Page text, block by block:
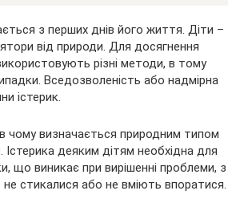
з перших днів його життя. Діти –
від природи. Для досягнення
різні методи, в тому
Вседозволеність або надмірна
істерик.
чому визначається природним типом
Істерика деяким дітям необхідна для
що виникає при вирішенні проблеми, з
стикалися або не вміють впоратися.